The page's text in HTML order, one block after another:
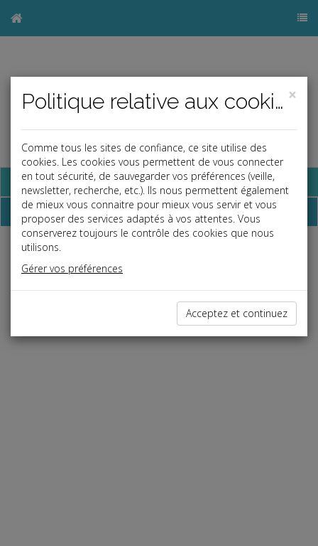
Base documentaire
Dossiers
Espace réservé
×
Politique relative aux cookies
Comme tous les sites de confiance, ce site utilise des
cookies. Les cookies vous permettent de vous connecter
en tout sécurité, de sauvegarder vos préférences (veille,
newsletter, recherche, etc.). Ils nous permettent également
de mieux vous connaitre pour mieux vous servir et vous
proposer des services adaptés à vos attentes. Vous
conserverez toujours le contrôle des cookies que nous
utilisons.
Gérer vos préférences
Acceptez et continuez